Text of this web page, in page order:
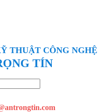
THUẬT CÔNG NGHỆ
TÍN